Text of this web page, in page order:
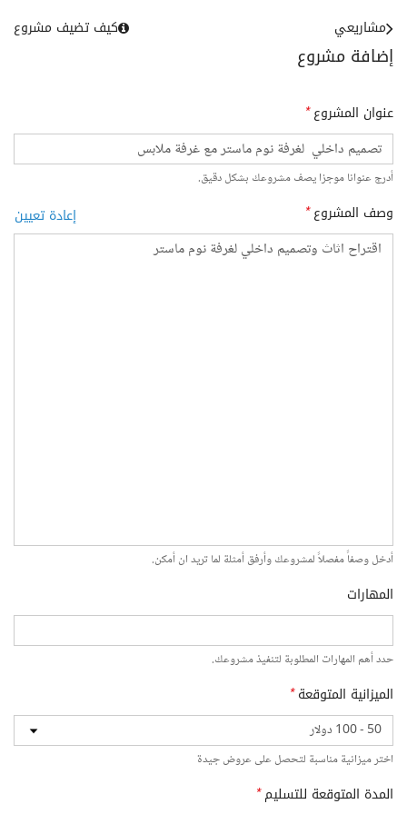
إضافة مشروع
مشاريعي كيف تضيف مشروع
عنوان المشروع*
أدرج عنوانا موجزا يصف مشروعك بشكل دقيق.
وصف المشروع* إعادة تعيين
أدخل وصفاً مفصلاً لمشروعك وأرفق أمثلة لما تريد ان أمكن.
المهارات
حدد أهم المهارات المطلوبة لتنفيذ مشروعك.
الميزانية المتوقعة*
اختر ميزانية مناسبة لتحصل على عروض جيدة
المدة المتوقعة للتسليم*